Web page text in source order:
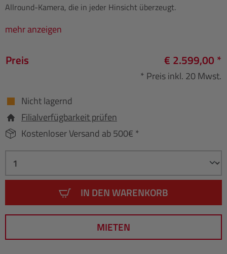
Allround-Kamera, die in jeder Hinsicht überzeugt.
mehr anzeigen
Preis € 2.599,00 *
* Preis inkl. 20 Mwst.
Nicht lagernd
Filialverfügbarkeit prüfen
Kostenloser Versand ab 500€ *
IN DEN WARENKORB
MIETEN